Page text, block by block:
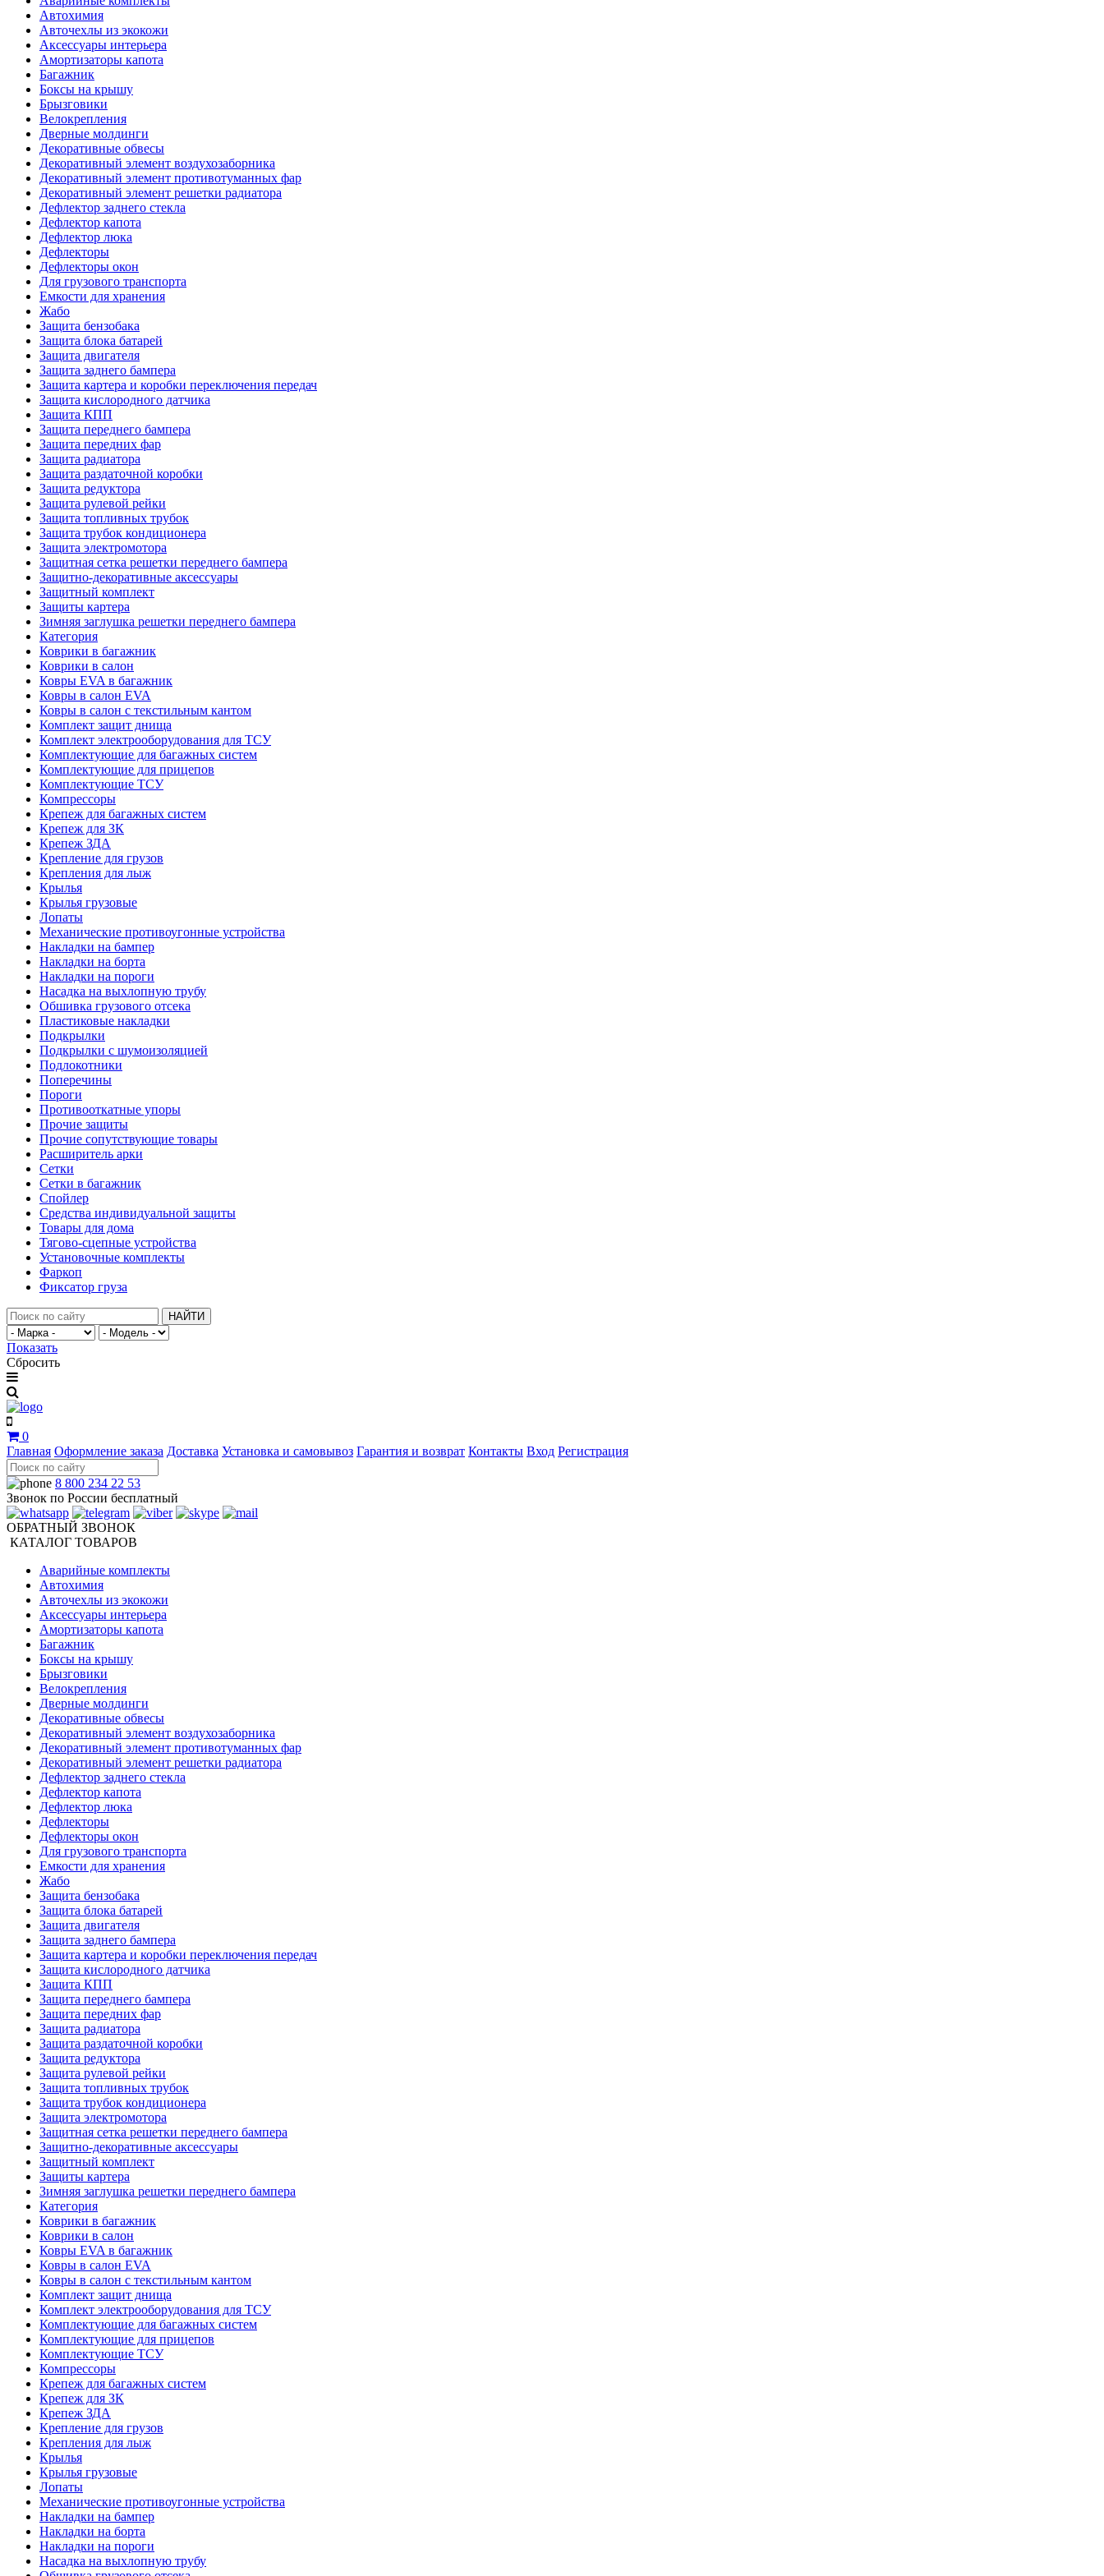
Автохимия
Авточехлы из экокожи
Аксессуары интерьера
Амортизаторы капота
Багажник
Боксы на крышу
Брызговики
Велокрепления
Дверные молдинги
Декоративные обвесы
Декоративный элемент воздухозаборника
Декоративный элемент противотуманных фар
Декоративный элемент решетки радиатора
Дефлектор заднего стекла
Дефлектор капота
Дефлектор люка
Дефлекторы
Дефлекторы окон
Для грузового транспорта
Емкости для хранения
Жабо
Защита бензобака
Защита блока батарей
Защита двигателя
Защита заднего бампера
Защита картера и коробки переключения передач
Защита кислородного датчика
Защита КПП
Защита переднего бампера
Защита передних фар
Защита радиатора
Защита раздаточной коробки
Защита редуктора
Защита рулевой рейки
Защита топливных трубок
Защита трубок кондиционера
Защита электромотора
Защитная сетка решетки переднего бампера
Защитно-декоративные аксессуары
Защитный комплект
Защиты картера
Зимняя заглушка решетки переднего бампера
Категория
Коврики в багажник
Коврики в салон
Ковры EVA в багажник
Ковры в салон EVA
Ковры в салон с текстильным кантом
Комплект защит днища
Комплект электрооборудования для ТСУ
Комплектующие для багажных систем
Комплектующие для прицепов
Комплектующие ТСУ
Компрессоры
Крепеж для багажных систем
Крепеж для ЗК
Крепеж ЗДА
Крепление для грузов
Крепления для лыж
Крылья
Крылья грузовые
Лопаты
Механические противоугонные устройства
Накладки на бампер
Накладки на борта
Накладки на пороги
Насадка на выхлопную трубу
Обшивка грузового отсека
Пластиковые накладки
Подкрылки
Подкрылки с шумоизоляцией
Подлокотники
Поперечины
Пороги
Противооткатные упоры
Прочие защиты
Прочие сопутствующие товары
Расширитель арки
Сетки
Сетки в багажник
Спойлер
Средства индивидуальной защиты
Товары для дома
Тягово-сцепные устройства
Установочные комплекты
Фаркоп
Фиксатор груза
НАЙТИ
Показать
Сбросить
0
Главная Оформление заказа Доставка Установка и самовывоз Гарантия и возврат Контакты Вход Регистрация
8 800 234 22 53
Звонок по России бесплатный
ОБРАТНЫЙ ЗВОНОК
КАТАЛОГ ТОВАРОВ
Аварийные комплекты
Автохимия
Авточехлы из экокожи
Аксессуары интерьера
Амортизаторы капота
Багажник
Боксы на крышу
Брызговики
Велокрепления
Дверные молдинги
Декоративные обвесы
Декоративный элемент воздухозаборника
Декоративный элемент противотуманных фар
Декоративный элемент решетки радиатора
Дефлектор заднего стекла
Дефлектор капота
Дефлектор люка
Дефлекторы
Дефлекторы окон
Для грузового транспорта
Емкости для хранения
Жабо
Защита бензобака
Защита блока батарей
Защита двигателя
Защита заднего бампера
Защита картера и коробки переключения передач
Защита кислородного датчика
Защита КПП
Защита переднего бампера
Защита передних фар
Защита радиатора
Защита раздаточной коробки
Защита редуктора
Защита рулевой рейки
Защита топливных трубок
Защита трубок кондиционера
Защита электромотора
Защитная сетка решетки переднего бампера
Защитно-декоративные аксессуары
Защитный комплект
Защиты картера
Зимняя заглушка решетки переднего бампера
Категория
Коврики в багажник
Коврики в салон
Ковры EVA в багажник
Ковры в салон EVA
Ковры в салон с текстильным кантом
Комплект защит днища
Комплект электрооборудования для ТСУ
Комплектующие для багажных систем
Комплектующие для прицепов
Комплектующие ТСУ
Компрессоры
Крепеж для багажных систем
Крепеж для ЗК
Крепеж ЗДА
Крепление для грузов
Крепления для лыж
Крылья
Крылья грузовые
Лопаты
Механические противоугонные устройства
Накладки на бампер
Накладки на борта
Накладки на пороги
Насадка на выхлопную трубу